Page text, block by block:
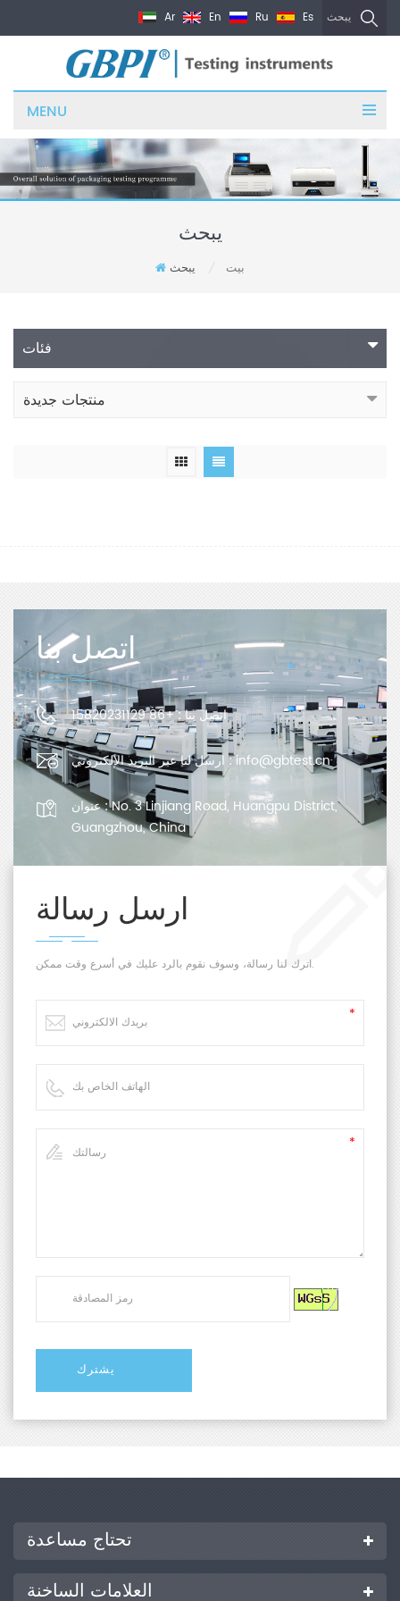
يبحث Ar En Ru Es
MENU
يبحث
بيت يبحث
فئات
منتجات جديدة
اتصل بنا
اتصل بنا :+86 15820231129
ارسل لنا عبر البريد الإلكتروني :info@gbtest.cn
عنوان :No. 3 Linjiang Road, Huangpu District,
Guangzhou, China
ارسل رسالة
اترك لنا رسالة، وسوف نقوم بالرد عليك في أسرع وقت ممكن.
تحتاج مساعدة
العلامات الساخنة